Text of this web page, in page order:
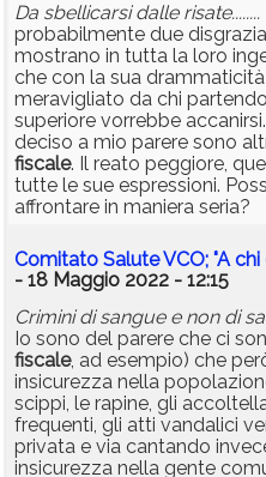
Da sbellicarsi dalle risate........
probabilmente due
mostrano in tutta la loro
che con la sua
meravigliato da chi
superiore vorrebbe
deciso a mio parere sono
fiscale. Il reato peggiore,
tutte le sue espressioni.
affrontare in maniera seria?
Comitato Salute VCO; "A
- 18 Maggio 2022 - 12:15
Crimini di sangue e non di
Io sono del parere che ci
fiscale, ad esempio) che
insicurezza nella
scippi, le rapine, gli
frequenti, gli atti vandalici
privata e via cantando
insicurezza nella gente